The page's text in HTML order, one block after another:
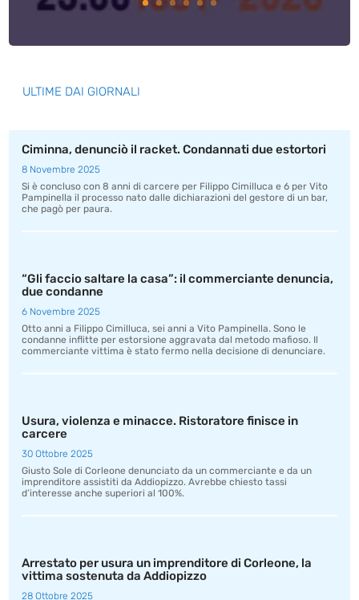
ULTIME DAI GIORNALI
Ciminna, denunciò il racket. Condannati due estortori
8 Novembre 2025
Si è concluso con 8 anni di carcere per Filippo Cimilluca e 6 per Vito
Pampinella il processo nato dalle dichiarazioni del gestore di un bar,
che pagò per paura.
“Gli faccio saltare la casa”: il commerciante denuncia,
due condanne
6 Novembre 2025
Otto anni a Filippo Cimilluca, sei anni a Vito Pampinella. Sono le
condanne inflitte per estorsione aggravata dal metodo mafioso. Il
commerciante vittima è stato fermo nella decisione di denunciare.
Usura, violenza e minacce. Ristoratore finisce in
carcere
30 Ottobre 2025
Giusto Sole di Corleone denunciato da un commerciante e da un
imprenditore assistiti da Addiopizzo. Avrebbe chiesto tassi
d’interesse anche superiori al 100%.
Arrestato per usura un imprenditore di Corleone, la
vittima sostenuta da Addiopizzo
28 Ottobre 2025